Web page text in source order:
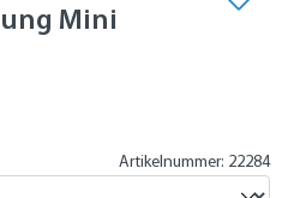
Mini
Artikelnummer: 22284